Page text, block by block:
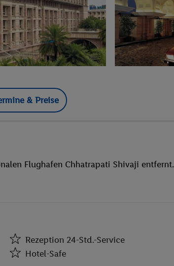
& Preise
Flughafen Chhatrapati Shivaji entfernt.
Rezeption 24-Std.-Service
Hotel-Safe